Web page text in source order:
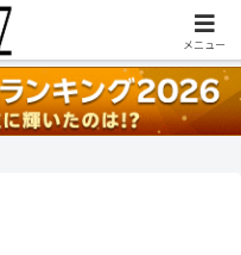
セトリ一覧はこちら
メニュー